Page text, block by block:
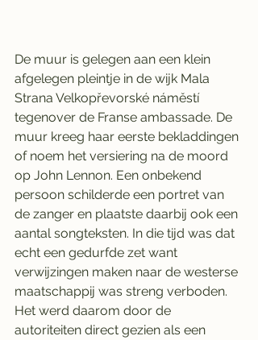
De muur is gelegen aan een klein
afgelegen pleintje in de wijk Mala
Strana Velkopřevorské náměstí
tegenover de Franse ambassade. De
muur kreeg haar eerste bekladdingen
of noem het versiering na de moord
op John Lennon. Een onbekend
persoon schilderde een portret van
de zanger en plaatste daarbij ook een
aantal songteksten. In die tijd was dat
echt een gedurfde zet want
verwijzingen maken naar de westerse
maatschappij was streng verboden.
Het werd daarom door de
autoriteiten direct gezien als een